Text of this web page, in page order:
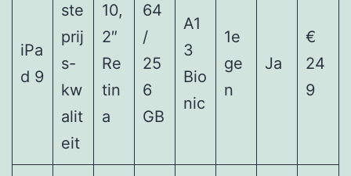
iPa
d 9
ste
prij
s-
kw
alit
eit
10,
2″
Re
tin
a
64
/
25
6
GB
A1
3
Bio
nic
1e
ge
n
Ja
€
24
9